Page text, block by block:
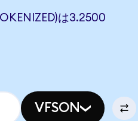
は3.2500
VFSON